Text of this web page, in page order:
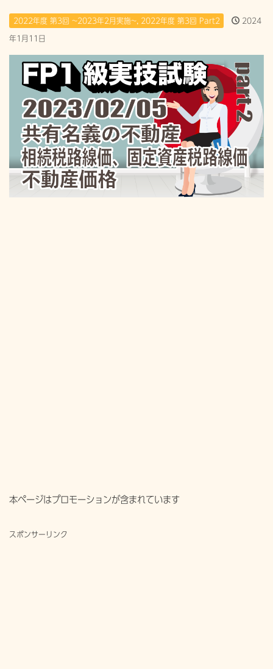
2022年度 第3回 ~2023年2月実施~, 2022年度 第3回 Part2 2024
年1月11日
本ページはプロモーションが含まれています
スポンサーリンク